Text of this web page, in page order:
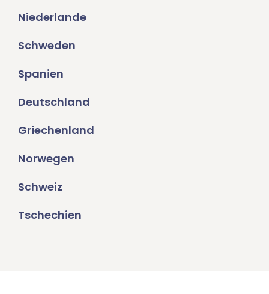
Niederlande
Schweden
Spanien
Deutschland
Griechenland
Norwegen
Schweiz
Tschechien